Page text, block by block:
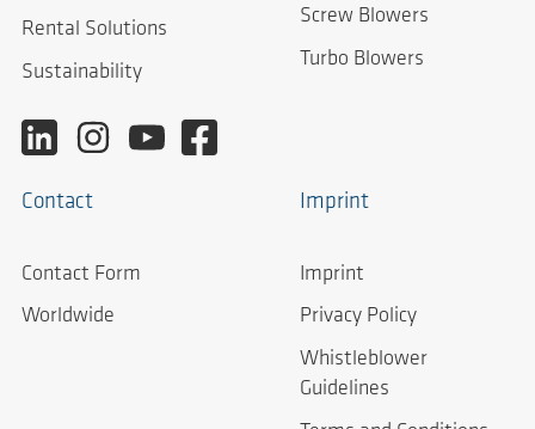
Rental Solutions
Sustainability
Screw Blowers
Turbo Blowers
Contact
Contact Form
Worldwide
Imprint
Imprint
Privacy Policy
Whistleblower
Guidelines